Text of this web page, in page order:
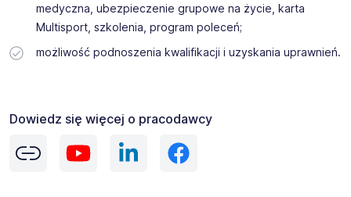
medyczna, ubezpieczenie grupowe na życie, karta
Multisport, szkolenia, program poleceń;
możliwość podnoszenia kwalifikacji i uzyskania uprawnień.
Dowiedz się więcej o pracodawcy